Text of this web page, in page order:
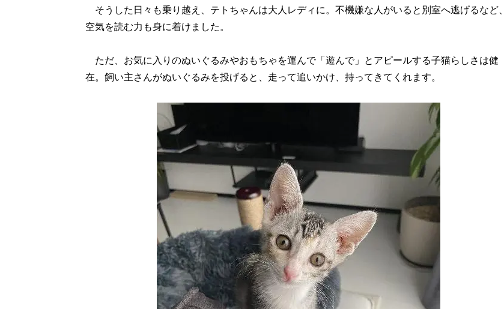
そうした日々も乗り越え、テトちゃんは大人レディに。不機嫌な人がいると別室へ逃げるなど、
空気を読む力も身に着けました。
ただ、お気に入りのぬいぐるみやおもちゃを運んで「遊んで」とアピールする子猫らしさは健
在。飼い主さんがぬいぐるみを投げると、走って追いかけ、持ってきてくれます。